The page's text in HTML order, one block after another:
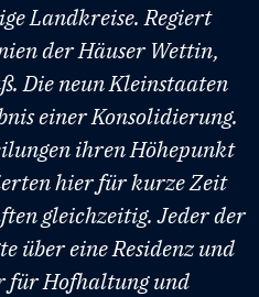
Landkreise. Regiert
der Häuser Wettin,
Die neun Kleinstaaten
einer Konsolidierung.
ihren Höhepunkt
hier für kurze Zeit
gleichzeitig. Jeder der
über eine Residenz und
Hofhaltung und